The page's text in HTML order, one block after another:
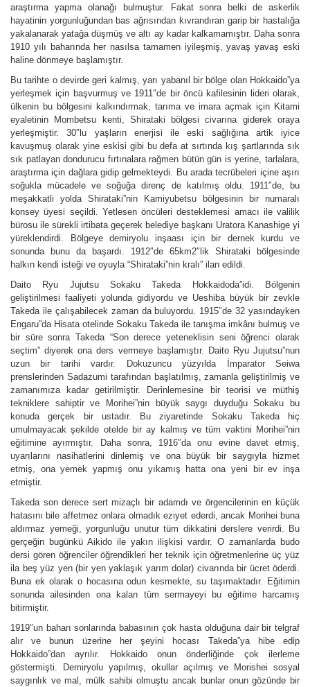
araştırma yapma olanağı bulmuştur. Fakat sonra belki de askerlik
hayatinin yorgunluğundan bas ağrısından kıvrandıran garip bir hastalığa
yakalanarak yatağa düşmüş ve altı ay kadar kalkamamıştır. Daha sonra
1910 yılı baharında her nasılsa tamamen iyileşmiş, yavaş yavaş eski
haline dönmeye başlamıştır.
Bu tarihte o devirde geri kalmış, yarı yabanıl bir bölge olan Hokkaido”ya
yerleşmek için başvurmuş ve 1911″de bir öncü kafilesinin lideri olarak,
ülkenin bu bölgesini kalkındırmak, tarıma ve imara açmak için Kitami
eyaletinin Mombetsu kenti, Shirataki bölgesi civarına giderek oraya
yerleşmiştir. 30″lu yaşların enerjisi ile eski sağlığına artik iyice
kavuşmuş olarak yine eskisi gibi bu defa at sırtında kış şartlarında sık
sık patlayan dondurucu fırtınalara rağmen bütün gün is yerine, tarlalara,
araştırma için dağlara gidip gelmekteydi. Bu arada tecrübeleri içine aşırı
soğukla mücadele ve soğuğa direnç de katılmış oldu. 1911″de, bu
meşakkatli yolda Shirataki”nin Kamiyubetsu bölgesinin bir numaralı
konsey üyesi seçildi. Yetlesen öncüleri desteklemesi amacı ile valilik
bürosu ile sürekli irtibata geçerek belediye başkanı Uratora Kanashige yi
yüreklendirdi. Bölgeye demiryolu inşaası için bir dernek kurdu ve
sonunda bunu da başardı. 1912″de 65km2″lik Shirataki bölgesinde
halkın kendi isteği ve oyuyla “Shirataki”nin kralı” ilan edildi.
Daito Ryu Jujutsu Sokaku Takeda Hokkaidoda”idi. Bölgenin
geliştirilmesi faaliyeti yolunda gidiyordu ve Ueshiba büyük bir zevkle
Takeda ile çalışabilecek zaman da buluyordu. 1915″de 32 yasındayken
Engaru”da Hisata otelinde Sokaku Takeda ile tanışma imkânı bulmuş ve
bir süre sonra Takeda “Son derece yeteneklisin seni öğrenci olarak
seçtim” diyerek ona ders vermeye başlamıştır. Daito Ryu Jujutsu”nun
uzun bir tarihi vardır. Dokuzuncu yüzyılda İmparator Seiwa
prenslerinden Sadazumi tarafından başlatılmış, zamanla geliştirilmiş ve
zamanımıza kadar getirilmiştir. Derinlemesine bir teorisi ve müthiş
tekniklere sahiptir ve Morihei”nin büyük saygı duyduğu Sokaku bu
konuda gerçek bir ustadır. Bu ziyaretinde Sokaku Takeda hiç
umulmayacak şekilde otelde bir ay kalmış ve tüm vaktini Morihei”nin
eğitimine ayırmıştır. Daha sonra, 1916″da onu evine davet etmiş,
uyarılarını nasihatlerini dinlemiş ve ona büyük bir saygıyla hizmet
etmiş, ona yemek yapmış onu yıkamış hatta ona yeni bir ev inşa
etmiştir.
Takeda son derece sert mizaçlı bir adamdı ve örgencilerinin en küçük
hatasını bile affetmez onlara olmadık eziyet ederdi, ancak Morihei buna
aldırmaz yemeği, yorgunluğu unutur tüm dikkatini derslere verirdi. Bu
gerçeğin bugünkü Aikido ile yakın ilişkisi vardır. O zamanlarda budo
dersi gören öğrenciler öğrendikleri her teknik için öğretmenlerine üç yüz
ila beş yüz yen (bir yen yaklaşık yarım dolar) civarında bir ücret öderdi.
Buna ek olarak o hocasına odun kesmekte, su taşımaktadır. Eğitimin
sonunda ailesinden ona kalan tüm sermayeyi bu eğitime harcamış
bitirmiştir.
1919″un baharı sonlarında babasının çok hasta olduğuna dair bir telgraf
alır ve bunun üzerine her şeyini hocası Takeda”ya hibe edip
Hokkaido”dan ayrılır. Hokkaido onun önderliğinde çok ilerleme
göstermişti. Demiryolu yapılmış, okullar açılmış ve Morishei sosyal
saygınlık ve mal, mülk sahibi olmuştu ancak bunlar onun gözünde bir